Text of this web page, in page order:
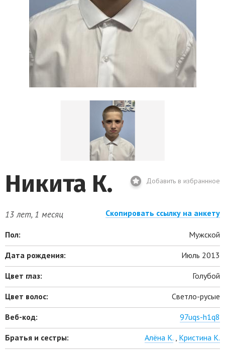
Никита К. Добавить в избраннное
13 лет, 1 месяц Скопировать ссылку на анкету
Пол: Мужской
Дата рождения: Июль 2013
Цвет глаз: Голубой
Цвет волос: Светло-русые
Веб-код: 97uqs-h1q8
Братья и сестры: Алёна К. , Кристина К.